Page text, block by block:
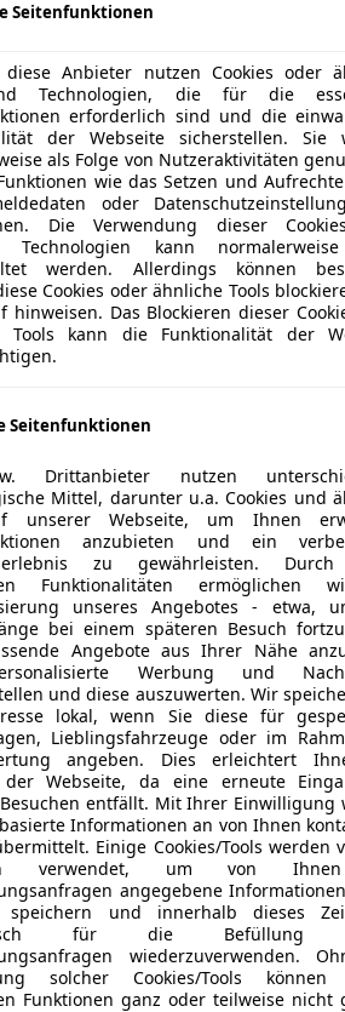
der Motorgarantie
beschränkt.
vornehmen zu lassen, von
die Abstimmung
eher mit Vorsicht genossen
legt, sollte eventuell gleich
, Ford, Opel
neben den gängigen
Wahl, als durch Chiptuning
günstige Leasingangebote aller
nach-unten Tasten zum Navigieren.
Sie die Pfeil-nach-oben und Pfeil-
Rate ab Rate
Seitenfunktionen
Anbieter nutzen Cookies oder
Technologien, die für die
erforderlich sind und die
der Webseite sicherstellen. Sie
als Folge von Nutzeraktivitäten
wie das Setzen und
oder
Die Verwendung dieser
Technologien kann
werden. Allerdings können
Cookies oder ähnliche Tools
hinweisen. Das Blockieren dieser
Tools kann die Funktionalität der
Seitenfunktionen
Drittanbieter nutzen
Mittel, darunter u.a. Cookies und
unserer Webseite, um Ihnen
anzubieten und ein
zu gewährleisten.
Funktionalitäten ermöglichen
unseres Angebotes - etwa,
bei einem späteren Besuch
Angebote aus Ihrer Nähe
Werbung und
und diese auszuwerten. Wir
lokal, wenn Sie diese für
Lieblingsfahrzeuge oder im
angeben. Dies erleichtert
der Webseite, da eine erneute
entfällt. Mit Ihrer Einwilligung
Informationen an von Ihnen
Einige Cookies/Tools werden
verwendet, um von
angegebene
und innerhalb dieses
für die Befüllung
wiederzuverwenden.
solcher Cookies/Tools können
Funktionen ganz oder teilweise nicht